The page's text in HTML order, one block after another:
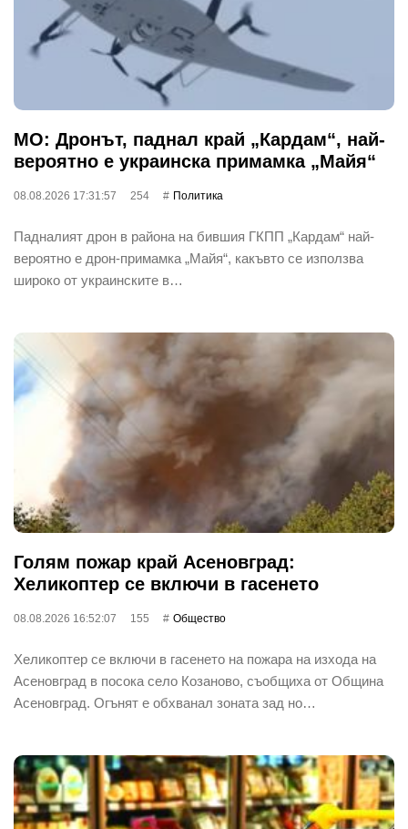
МО: Дронът, паднал край „Кардам“, най-
вероятно е украинска примамка „Майя“
08.08.2026 17:31:57 254 Политика
Падналият дрон в района на бившия ГКПП „Кардам“ най-
вероятно е дрон-примамка „Майя“, какъвто се използва
широко от украинските в…
Голям пожар край Асеновград:
Хеликоптер се включи в гасенето
08.08.2026 16:52:07 155 Общество
Хеликоптер се включи в гасенето на пожара на изхода на
Асеновград в посока село Козаново, съобщиха от Община
Асеновград. Огънят е обхванал зоната зад но…